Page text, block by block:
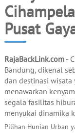
Pusat
RajaBackLink.com-
Bandung, dikenal
dan destinasi wisata
menawarkan
segala fasilitas
menyukai dinamika
Pilihan Hunian Urban